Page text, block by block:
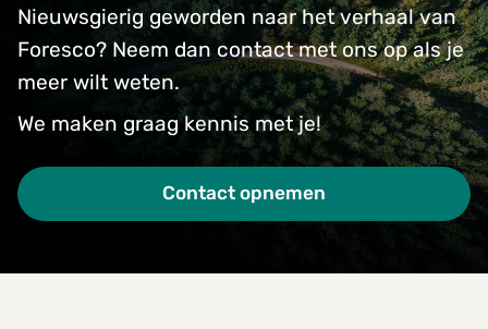
Nieuwsgierig geworden naar het verhaal van
Foresco? Neem dan contact met ons op als je
meer wilt weten.
We maken graag kennis met je!
Contact opnemen